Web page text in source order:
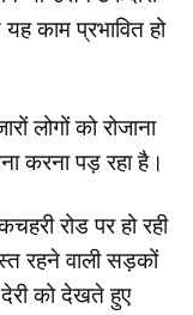
काम प्रभावित हो
लोगों को रोजाना
करना पड़ रहा है।
रोड पर हो रही
रहने वाली सड़कों
देरी को देखते हुए